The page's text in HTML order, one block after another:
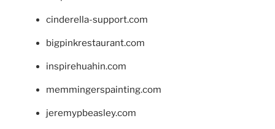
cinderella-support.com
bigpinkrestaurant.com
inspirehuahin.com
memmingerspainting.com
jeremypbeasley.com